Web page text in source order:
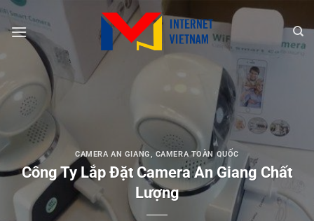
Chuyển
đến
CAMERA AN GIANG, CAMERA TOÀN QUỐC
Công Ty Lắp Đặt Camera An Giang Chất
Lượng